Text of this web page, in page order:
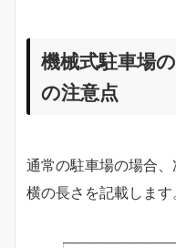
機械式駐車場
の注意点
通常の駐車場の場合
横の長さを記載します